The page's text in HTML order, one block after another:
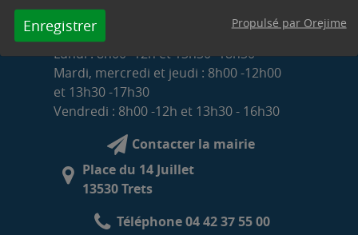
Enregistrer Propulsé par Orejime
HORAIRES D'OUVERTURE DE LA MAIRIE
Lundi : 8h00 -12h et 13h30 -18h30
Mardi, mercredi et jeudi : 8h00 -12h00
et 13h30 -17h30
Vendredi : 8h00 -12h et 13h30 - 16h30
Contacter la mairie
Place du 14 Juillet
13530 Trets
Téléphone 04 42 37 55 00